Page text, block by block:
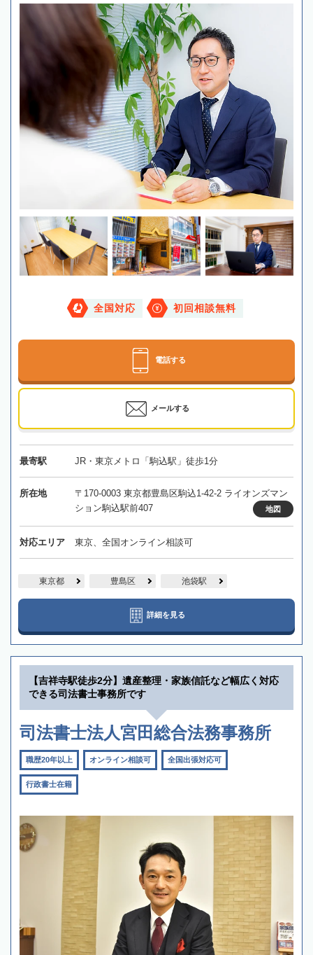
全国対応 初回相談無料
電話する
メールする
最寄駅 JR・東京メトロ「駒込駅」徒歩1分
所在地
〒170-0003 東京都豊島区駒込1-42-2 ライオンズマン
ション駒込駅前407
地図
対応エリア 東京、全国オンライン相談可
東京都 豊島区 池袋駅
詳細を見る
【吉祥寺駅徒歩2分】遺産整理・家族信託など幅広く対応
できる司法書士事務所です
司法書士法人宮田総合法務事務所
職歴20年以上 オンライン相談可 全国出張対応可
行政書士在籍